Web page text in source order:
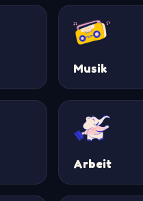
Musik
Arbeit